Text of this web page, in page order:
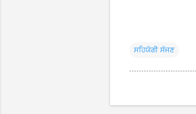
ਸਹਿਯੋਗੀ ਸੱਜਣ